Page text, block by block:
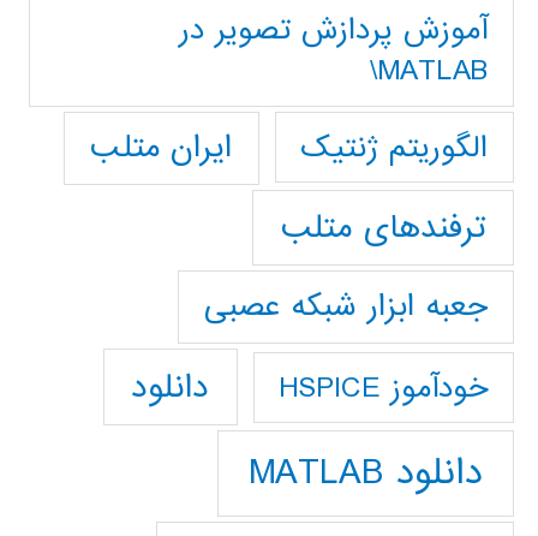
آموزش پردازش تصوير در
MATLAB\
الگوریتم ژنتیک
ایران متلب
ترفندهای متلب
جعبه ابزار شبکه عصبی
خودآموز HSPICE دانلود
دانلود MATLAB